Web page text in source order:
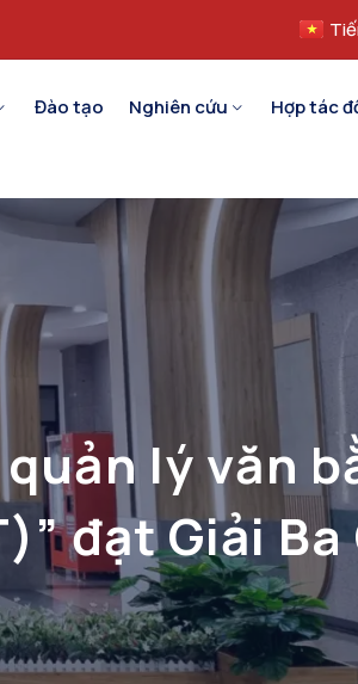
Đào tạo Nghiên cứu
Hợp tác
lý văn
đạt Giải
Hà Nội